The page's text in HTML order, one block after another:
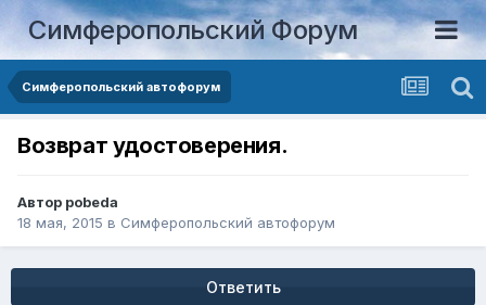
Симферопольский Форум
Симферопольский автофорум
Возврат удостоверения.
Автор pobeda
18 мая, 2015 в Симферопольский автофорум
Ответить